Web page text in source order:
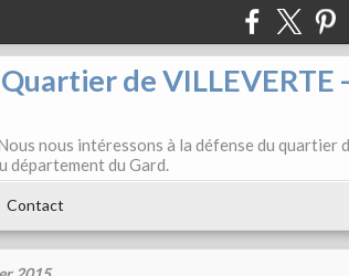
de VILLEVERTE
nous intéressons à la défense du quartier
département du Gard.
Contact